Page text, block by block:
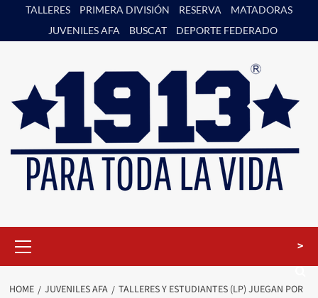
content
TALLERES PRIMERA DIVISIÓN RESERVA
MATADORAS
JUVENILES AFA
BUSCAT DEPORTE FEDERADO
Menu
>
HOME JUVENILES AFA
TALLERES Y ESTUDIANTES (LP) JUEGAN POR